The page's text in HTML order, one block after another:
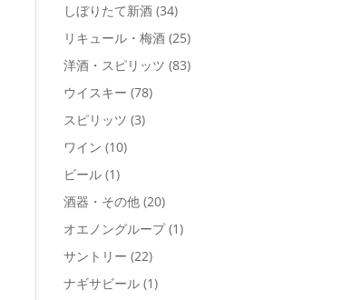
しぼりたて新酒 (34)
リキュール・梅酒 (25)
洋酒・スピリッツ (83)
ウイスキー (78)
スピリッツ (3)
ワイン (10)
ビール (1)
酒器・その他 (20)
オエノングループ (1)
サントリー (22)
ナギサビール (1)